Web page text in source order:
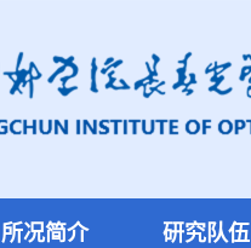
所况简介 研究队伍